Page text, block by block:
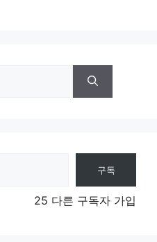
구독
25 다른 구독자 가입